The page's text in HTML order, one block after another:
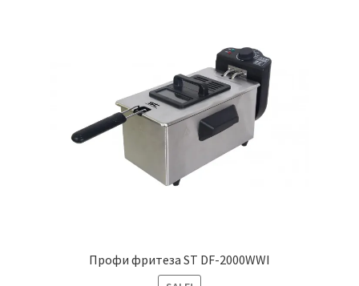
Профи фритеза ST DF-2000WWI